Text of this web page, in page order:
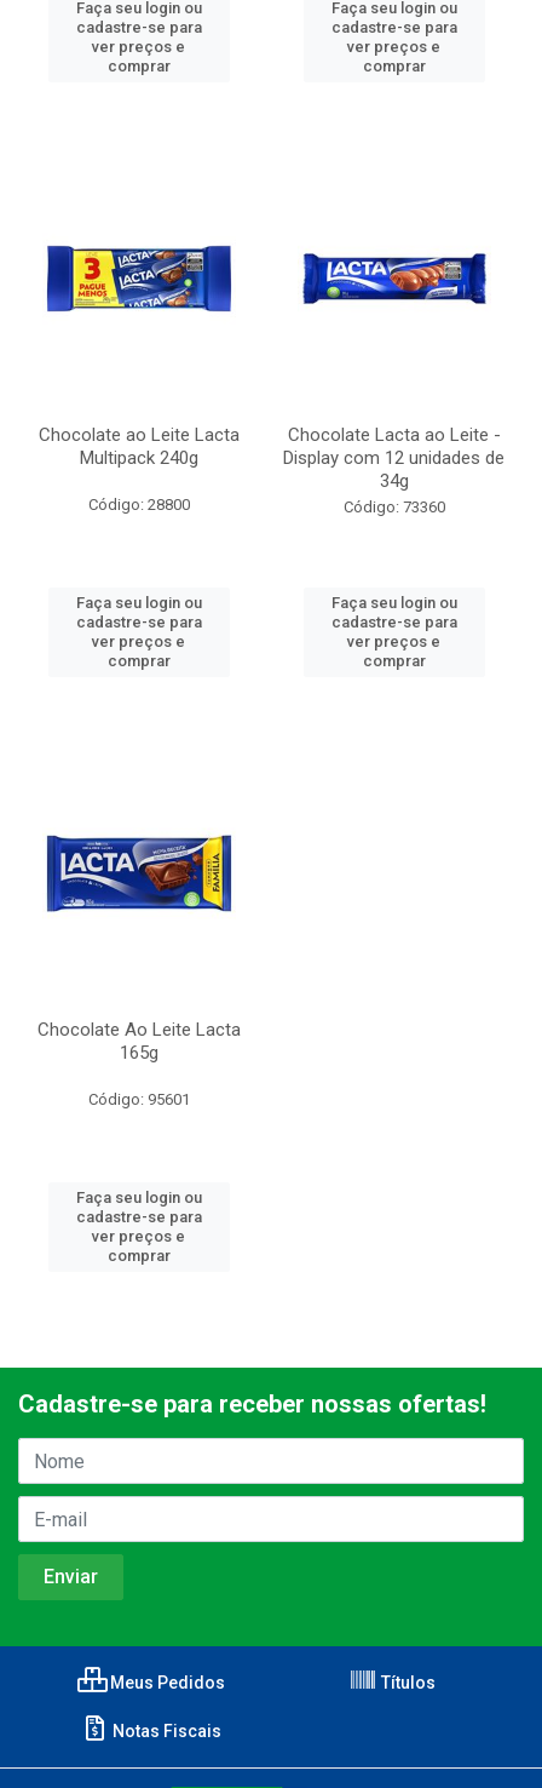
Faça seu login ou
cadastre-se para
ver preços e
comprar
Faça seu login ou
cadastre-se para
ver preços e
comprar
Chocolate ao Leite Lacta
Multipack 240g
Código: 28800
Faça seu login ou
cadastre-se para
ver preços e
comprar
Chocolate Lacta ao Leite -
Display com 12 unidades de
34g
Código: 73360
Faça seu login ou
cadastre-se para
ver preços e
comprar
Chocolate Ao Leite Lacta
165g
Código: 95601
Faça seu login ou
cadastre-se para
ver preços e
comprar
Cadastre-se para receber nossas ofertas!
Meus Pedidos Títulos
Notas Fiscais